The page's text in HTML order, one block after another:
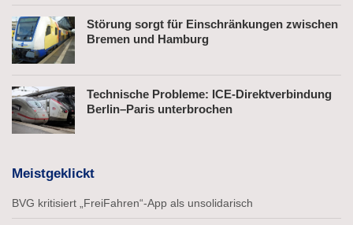
Störung sorgt für Einschränkungen zwischen
Bremen und Hamburg
Technische Probleme: ICE-Direktverbindung
Berlin–Paris unterbrochen
Meistgeklickt
BVG kritisiert „FreiFahren“-App als unsolidarisch